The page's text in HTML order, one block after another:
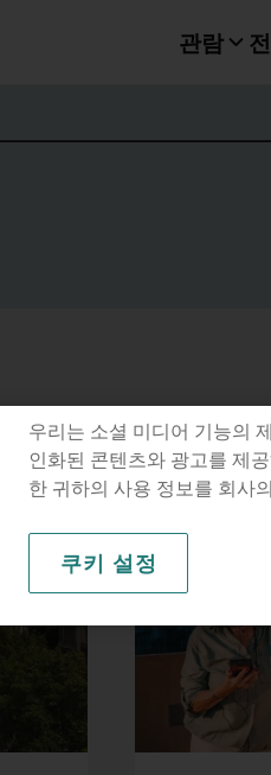
관람
우리는 소셜 미디어 기능의
인화된 콘텐츠와 광고를 제
한 귀하의 사용 정보를 회사
쿠키 설정